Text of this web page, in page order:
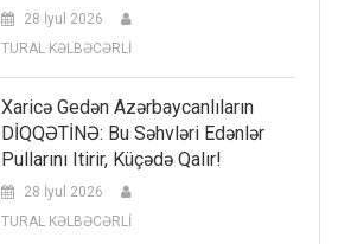
28 İyul 2026
TURAL KƏLBƏCƏRLİ
Xaricə Gedən Azərbaycanlıların
DİQQƏTİNƏ: Bu Səhvləri Edənlər
Pullarını Itirir, Küçədə Qalır!
28 İyul 2026
TURAL KƏLBƏCƏRLİ